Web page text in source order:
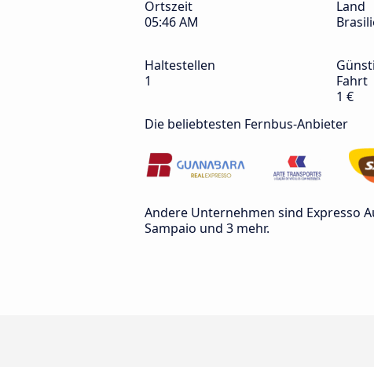
Ortszeit
05:46 AM
Land
Haltestellen
1
Fahrt
1 €
Die beliebtesten Fernbus-Anbieter
Andere Unternehmen sind Expresso
Sampaio und 3 mehr.